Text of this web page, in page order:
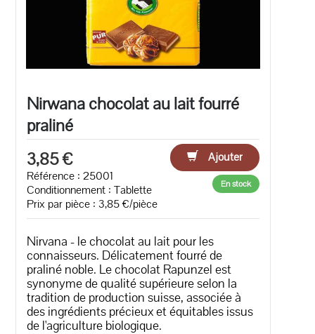
Nirwana chocolat au lait fourré
praliné
3,85 €
Ajouter
Référence : 25001
Conditionnement : Tablette
Prix par pièce : 3,85 €/pièce
En stock
Nirvana - le chocolat au lait pour les
connaisseurs. Délicatement fourré de
praliné noble. Le chocolat Rapunzel est
synonyme de qualité supérieure selon la
tradition de production suisse, associée à
des ingrédients précieux et équitables issus
de l'agriculture biologique.